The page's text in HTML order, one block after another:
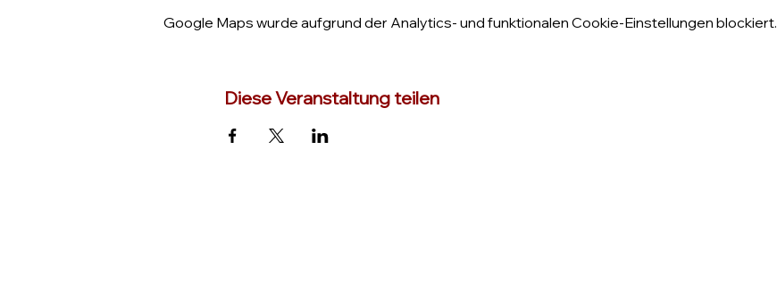
Google Maps wurde aufgrund der Analytics- und funktionalen Cookie-Einstellungen blockiert.
Diese Veranstaltung teilen